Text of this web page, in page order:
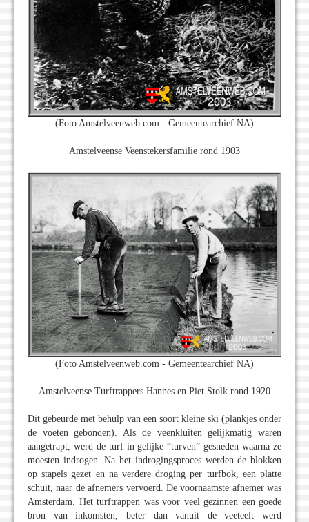
(Foto Amstelveenweb.com - Gemeentearchief NA)
Amstelveense Veenstekersfamilie rond 1903
(Foto Amstelveenweb.com - Gemeentearchief NA)
Amstelveense Turftrappers Hannes en Piet Stolk rond 1920
Dit gebeurde met behulp van een soort kleine ski (plankjes onder
de voeten gebonden). Als de veenkluiten gelijkmatig waren
aangetrapt, werd de turf in gelijke “turven” gesneden waarna ze
moesten indrogen. Na het indrogingsproces werden de blokken
op stapels gezet en na verdere droging per turfbok, een platte
schuit, naar de afnemers vervoerd. De voornaamste afnemer was
Amsterdam. Het turftrappen was voor veel gezinnen een goede
bron van inkomsten, beter dan vanuit de veeteelt werd